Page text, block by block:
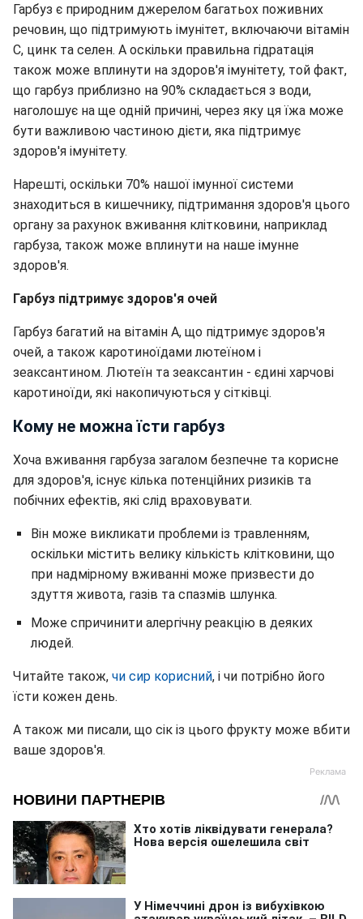
Гарбуз є природним джерелом багатьох поживних
речовин, що підтримують імунітет, включаючи вітамін
С, цинк та селен. А оскільки правильна гідратація
також може вплинути на здоров'я імунітету, той факт,
що гарбуз приблизно на 90% складається з води,
наголошує на ще одній причині, через яку ця їжа може
бути важливою частиною дієти, яка підтримує
здоров'я імунітету.
Нарешті, оскільки 70% нашої імунної системи
знаходиться в кишечнику, підтримання здоров'я цього
органу за рахунок вживання клітковини, наприклад
гарбуза, також може вплинути на наше імунне
здоров'я.
Гарбуз підтримує здоров'я очей
Гарбуз багатий на вітамін А, що підтримує здоров'я
очей, а також каротиноїдами лютеїном і
зеаксантином. Лютеїн та зеаксантин - єдині харчові
каротиноїди, які накопичуються у сітківці.
Кому не можна їсти гарбуз
Хоча вживання гарбуза загалом безпечне та корисне
для здоров'я, існує кілька потенційних ризиків та
побічних ефектів, які слід враховувати.
Він може викликати проблеми із травленням,
оскільки містить велику кількість клітковини, що
при надмірному вживанні може призвести до
здуття живота, газів та спазмів шлунка.
Може спричинити алергічну реакцію в деяких
людей.
Читайте також, чи сир корисний, і чи потрібно його
їсти кожен день.
А також ми писали, що сік із цього фрукту може вбити
ваше здоров'я.